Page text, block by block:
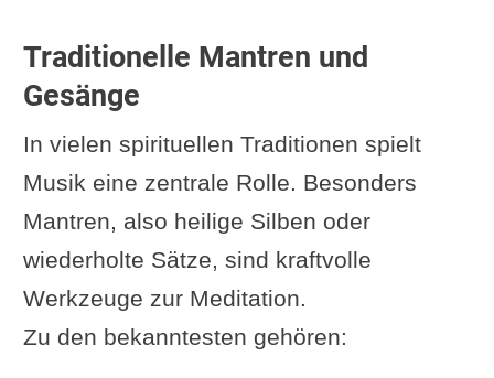
Traditionelle Mantren und
Gesänge
In vielen spirituellen Traditionen spielt
Musik eine zentrale Rolle. Besonders
Mantren, also heilige Silben oder
wiederholte Sätze, sind kraftvolle
Werkzeuge zur Meditation.
Zu den bekanntesten gehören: